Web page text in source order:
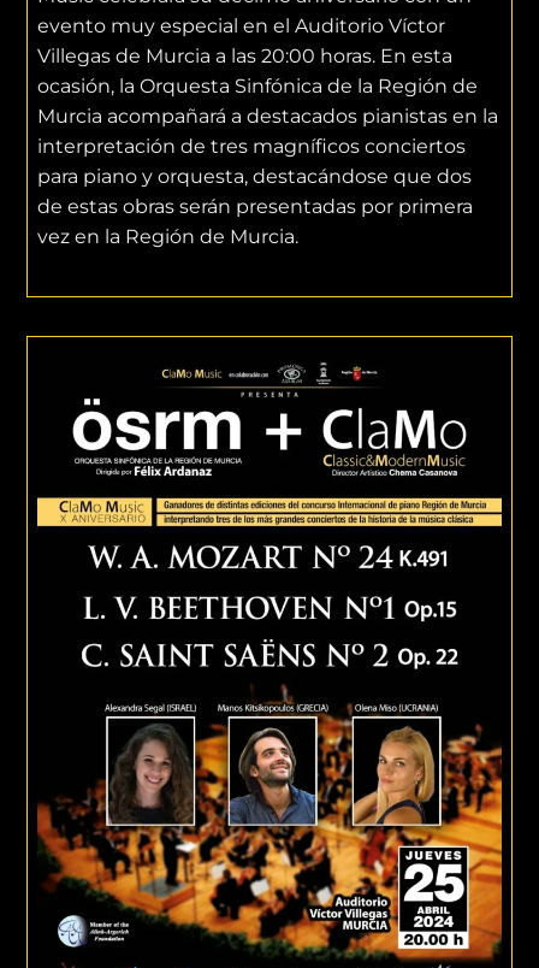
evento muy especial en el Auditorio Víctor
Villegas de Murcia a las 20:00 horas. En esta
ocasión, la Orquesta Sinfónica de la Región de
Murcia acompañará a destacados pianistas en la
interpretación de tres magníficos conciertos
para piano y orquesta, destacándose que dos
de estas obras serán presentadas por primera
vez en la Región de Murcia.